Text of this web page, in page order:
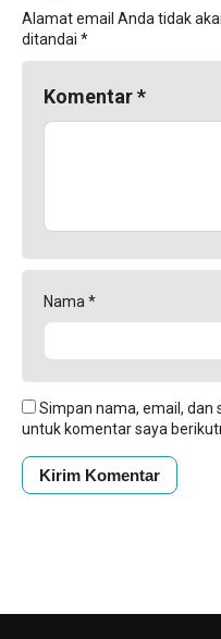
Alamat email Anda tidak
ditandai *
Komentar*
Nama*
Simpan nama, email, dan
untuk komentar saya